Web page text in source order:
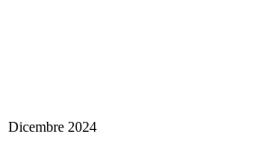
Dicembre 2024